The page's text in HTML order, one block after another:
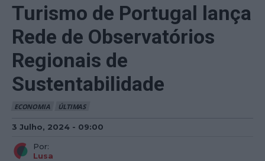
Turismo de Portugal lança
Rede de Observatórios
Regionais de
Sustentabilidade
ECONOMIA ÚLTIMAS
3 Julho, 2024 - 09:00
Por:
Lusa